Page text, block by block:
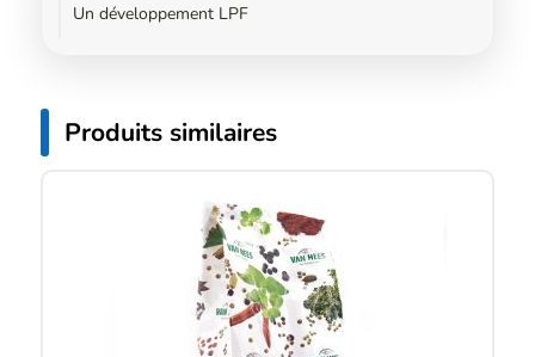
Un développement LPF
Produits similaires